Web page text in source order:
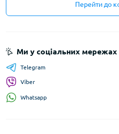
Перейти до
Ми у соціальних мережах
Telegram
Viber
Whatsapp